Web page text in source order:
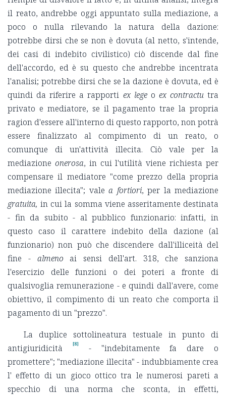
il reato, andrebbe oggi appuntato sulla mediazione, a
poco o nulla rilevando la natura della dazione:
potrebbe dirsi che se non è dovuta (al netto, s'intende,
dei casi di indebito civilistico) ciò discende dal fine
dell'accordo, ed è su questo che andrebbe incentrata
l'analisi; potrebbe dirsi che se la dazione è dovuta, ed è
quindi da riferire a rapporti ex legeo ex contractutra
privato e mediatore, se il pagamento trae la propria
ragion d'essere all'interno di questo rapporto, non potrà
essere finalizzato al compimento di un reato, o
comunque di un'attività illecita. Ciò vale per la
mediazione onerosa, in cui l'utilità viene richiesta per
compensare il mediatore "come prezzo della propria
mediazione illecita"; valea fortiori, per la mediazione
gratuita,in cui la somma viene asseritamente destinata
- fin da subito - al pubblico funzionario: infatti, in
questo caso il carattere indebito della dazione (al
funzionario) non può che discendere dall'illiceità del
fine - almeno ai sensi dell'art. 318, che sanziona
l'esercizio delle funzioni o dei poteri a fronte di
qualsivoglia remunerazione - e quindi dall'avere, come
obiettivo, il compimento di un reato che comporta il
pagamento di un "prezzo".
La duplice sottolineatura testuale in punto di
antigiuridicità
[8]
- "indebitamente fa dare o
promettere"; "mediazione illecita" - indubbiamente crea
l' effetto di un gioco ottico tra le numerosi pareti a
specchio di una norma che sconta, in effetti,